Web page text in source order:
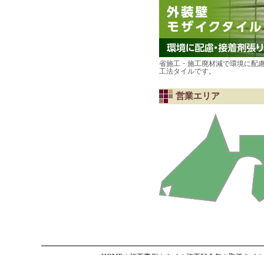
省施工・施工廃材減で環境に配
工法タイルです。
営業エリア